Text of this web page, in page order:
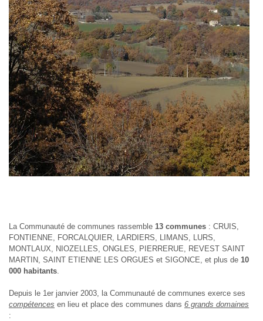
La Communauté de communes rassemble 13 communes : CRUIS,
FONTIENNE, FORCALQUIER, LARDIERS, LIMANS, LURS,
MONTLAUX, NIOZELLES, ONGLES, PIERRERUE, REVEST SAINT
MARTIN, SAINT ETIENNE LES ORGUES et SIGONCE, et plus de 10
000 habitants.
Depuis le 1er janvier 2003, la Communauté de communes exerce ses
compétences en lieu et place des communes dans 6 grands domaines
: